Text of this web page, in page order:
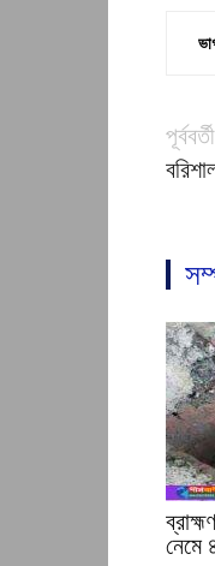
নেমে